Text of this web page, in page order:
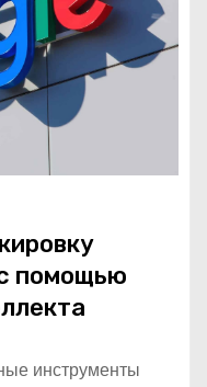
помощью
инструменты